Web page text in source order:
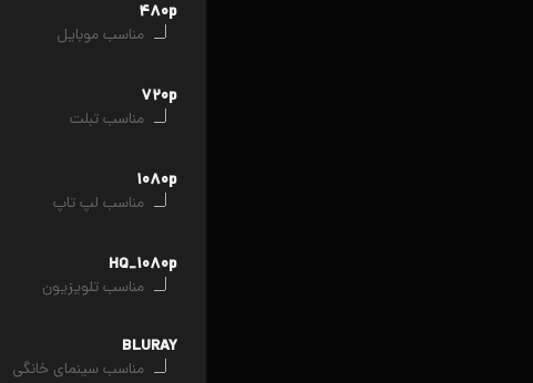
۴۸۰p
مناسب موبایل
۷۲۰p
مناسب تبلت
۱۰۸۰p
مناسب لپ تاپ
HQ_۱۰۸۰p
مناسب تلویزیون
BLURAY
مناسب سینمای خانگی